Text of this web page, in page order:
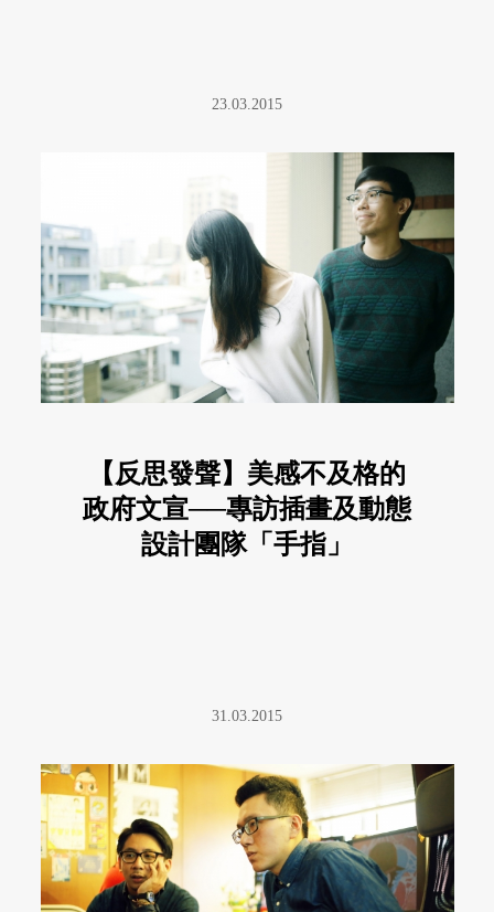
23.03.2015
【反思發聲】美感不及格的
政府文宣──專訪插畫及動態
設計團隊「手指」
31.03.2015